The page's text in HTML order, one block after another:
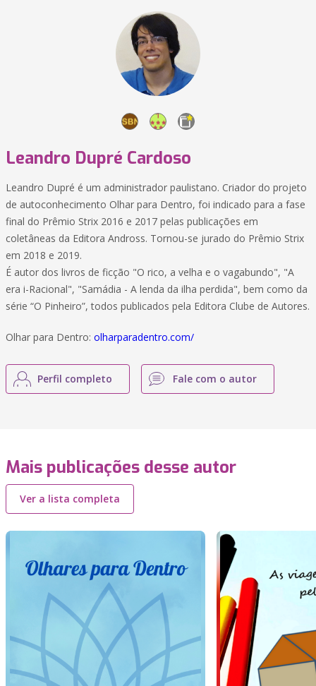
Leandro Dupré Cardoso
Leandro Dupré é um administrador paulistano. Criador do projeto
de autoconhecimento Olhar para Dentro, foi indicado para a fase
final do Prêmio Strix 2016 e 2017 pelas publicações em
coletâneas da Editora Andross. Tornou-se jurado do Prêmio Strix
em 2018 e 2019.
É autor dos livros de ficção "O rico, a velha e o vagabundo", "A
era i-Racional", "Samádia - A lenda da ilha perdida", bem como da
série “O Pinheiro”, todos publicados pela Editora Clube de Autores.
Olhar para Dentro: olharparadentro.com/
Perfil completo Fale com o autor
Mais publicações desse autor
Ver a lista completa